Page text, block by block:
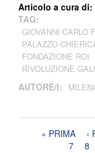
Articolo a cura di:
TAG:
GIOVANNI CARLO
PALAZZO
FONDAZIONE ROI
RIVOLUZIONE
AUTORE/I:
Pagine« PRIMA ‹
7
8